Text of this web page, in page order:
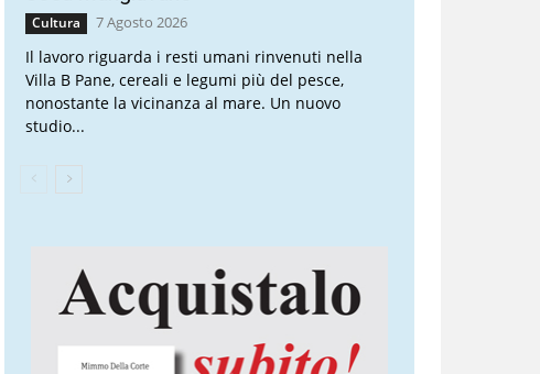
Cultura 7 Agosto 2026
Il lavoro riguarda i resti umani rinvenuti nella
Villa B Pane, cereali e legumi più del pesce,
nonostante la vicinanza al mare. Un nuovo
studio...